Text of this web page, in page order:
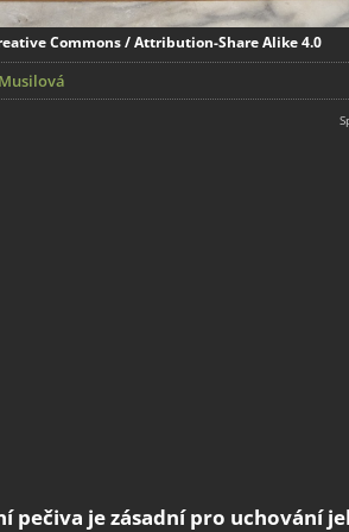
Commons / Attribution-Share Alike 4.0
pečiva je zásadní pro uchování